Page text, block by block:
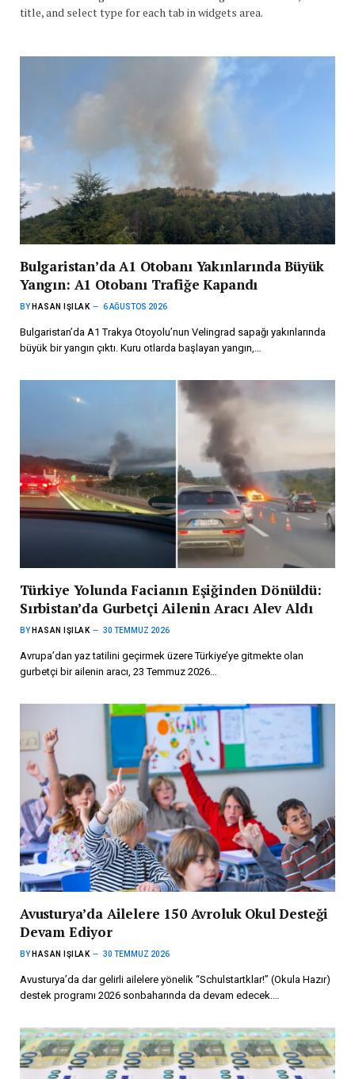
title, and select type for each tab in widgets area.
Bulgaristan’da A1 Otobanı Yakınlarında Büyük
Yangın: A1 Otobanı Trafiğe Kapandı
BY HASAN IŞILAK 6 AĞUSTOS 2026
Bulgaristan’da A1 Trakya Otoyolu’nun Velingrad sapağı yakınlarında
büyük bir yangın çıktı. Kuru otlarda başlayan yangın,…
Türkiye Yolunda Facianın Eşiğinden Dönüldü:
Sırbistan’da Gurbetçi Ailenin Aracı Alev Aldı
BY HASAN IŞILAK 30 TEMMUZ 2026
Avrupa’dan yaz tatilini geçirmek üzere Türkiye’ye gitmekte olan
gurbetçi bir ailenin aracı, 23 Temmuz 2026…
Avusturya’da Ailelere 150 Avroluk Okul Desteği
Devam Ediyor
BY HASAN IŞILAK 30 TEMMUZ 2026
Avusturya’da dar gelirli ailelere yönelik “Schulstartklar!” (Okula Hazır)
destek programı 2026 sonbaharında da devam edecek.…